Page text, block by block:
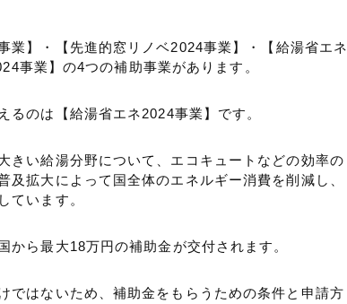
業】・【先進的窓リノベ2024事業】・【給湯省エネ
事業】の4つの補助事業があります。
るのは【給湯省エネ2024事業】です。
きい給湯分野について、エコキュートなどの効率の
拡大によって国全体のエネルギー消費を削減し、
ています。
から最大18万円の補助金が交付されます。
ではないため、補助金をもらうための条件と申請方